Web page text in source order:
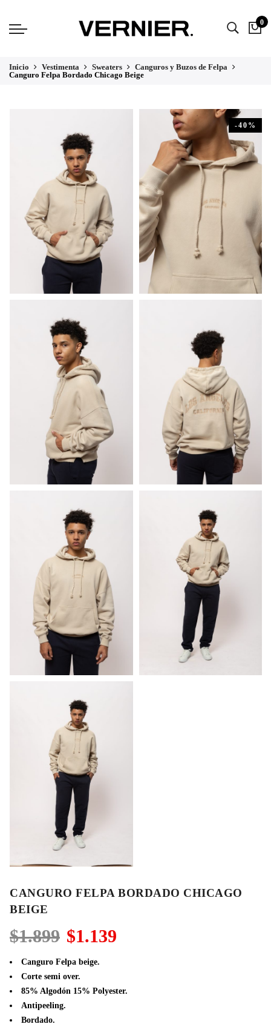
0
Inicio Vestimenta Sweaters
Canguros y Buzos de Felpa
Canguro Felpa Bordado Chicago Beige
-40%
CANGURO FELPA BORDADO CHICAGO
BEIGE
$1.899 El
precio
original
era:
$1.899.
$1.139
$1.139.
Canguro Felpa beige.
Corte semi over.
85% Algodón 15% Polyester.
Antipeeling.
Bordado.